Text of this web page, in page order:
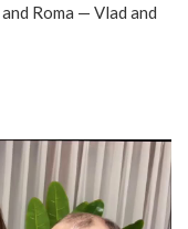
Roma — Vlad and